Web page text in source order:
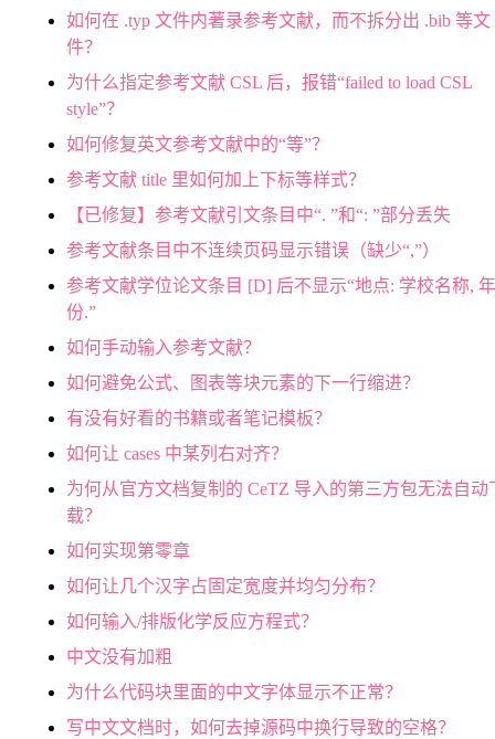
如何在 .typ 文件内著录参考文献，而不拆分出 .bib 等文
件？
为什么指定参考文献 CSL 后，报错“failed to load CSL
style”？
如何修复英文参考文献中的“等”？
参考文献 title 里如何加上下标等样式？
【已修复】参考文献引文条目中“. ”和“: ”部分丢失
参考文献条目中不连续页码显示错误（缺少“,”）
参考文献学位论文条目 [D] 后不显示“地点: 学校名称, 年
份.”
如何手动输入参考文献？
如何避免公式、图表等块元素的下一行缩进？
有没有好看的书籍或者笔记模板？
如何让 cases 中某列右对齐？
为何从官方文档复制的 CeTZ 导入的第三方包无法自动
载？
如何实现第零章
如何让几个汉字占固定宽度并均匀分布？
如何输入/排版化学反应方程式？
中文没有加粗
为什么代码块里面的中文字体显示不正常？
写中文文档时，如何去掉源码中换行导致的空格？